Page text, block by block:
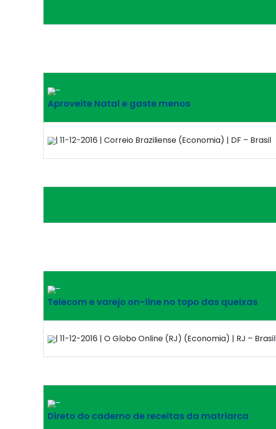
–
Aproveite Natal e gaste menos
| 11-12-2016 | Correio Braziliense (Economia) | DF – Brasil
–
Telecom e varejo on-line no topo das queixas
| 11-12-2016 | O Globo Online (RJ) (Economia) | RJ – Brasil
–
Direto do caderno de receitas da matriarca